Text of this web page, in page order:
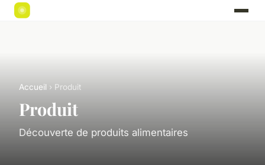
Accueil › Produit
Produit
Découverte de produits alimentaires